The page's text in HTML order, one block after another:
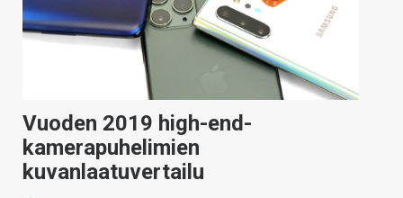
Vuoden 2019 high-end-
kamerapuhelimien
kuvanlaatuvertailu